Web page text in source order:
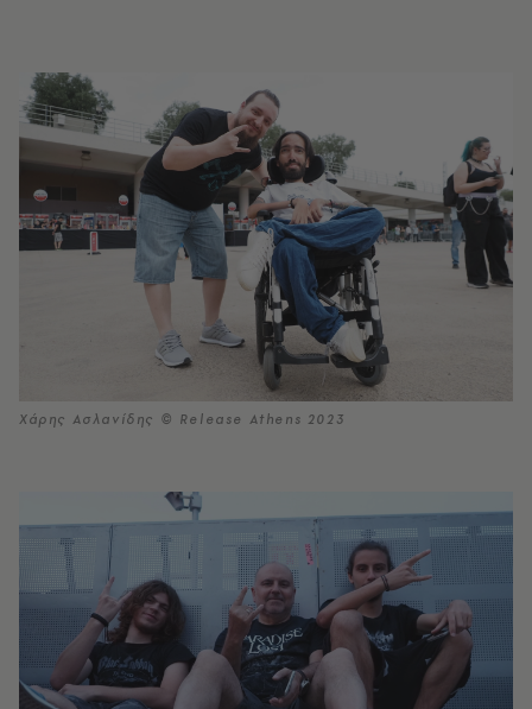
Χάρης Ασλανίδης © Release Athens 2023